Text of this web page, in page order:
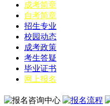
成考简章
自考简章
招生专业
校园动态
成考政策
考生答疑
毕业证书
网上报名